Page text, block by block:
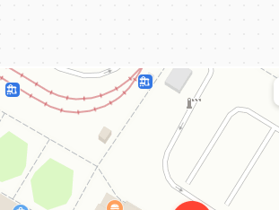
КёнигКлимат
Кондиционеры в Калининграде
Установка кондиционеров в Калининграде